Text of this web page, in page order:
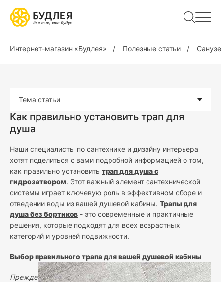
Интернет-магазин «Будлея» Полезные статьи
Тема статьи
Как правильно установить трап для
душа
Наши специалисты по сантехнике и дизайну интерьера
хотят поделиться с вами подробной информацией о том,
как правильно установить трап для душа с
гидрозатвором. Этот важный элемент сантехнической
системы играет ключевую роль в эффективном сборе и
отведении воды из вашей душевой кабины. Трапы для
душа без бортиков - это современные и практичные
решения, которые подходят для всех возрастных
категорий и уровней подвижности.
Выбор правильного трапа для вашей душевой кабины
Прежде